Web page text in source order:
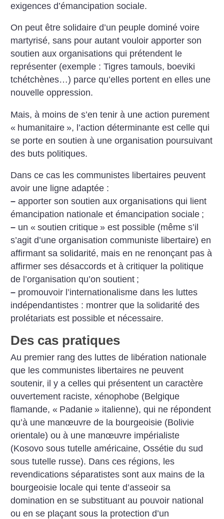
exigences d’émancipation sociale.
On peut être solidaire d’un peuple dominé voire
martyrisé, sans pour autant vouloir apporter son
soutien aux organisations qui prétendent le
représenter (exemple : Tigres tamouls, boeviki
tchétchènes…) parce qu’elles portent en elles une
nouvelle oppression.
Mais, à moins de s’en tenir à une action purement
« humanitaire », l’action déterminante est celle qui
se porte en soutien à une organisation poursuivant
des buts politiques.
Dans ce cas les communistes libertaires peuvent
avoir une ligne adaptée :
– apporter son soutien aux organisations qui lient
émancipation nationale et émancipation sociale ;
– un « soutien critique » est possible (même s’il
s’agit d’une organisation communiste libertaire) en
affirmant sa solidarité, mais en ne renonçant pas à
affirmer ses désaccords et à critiquer la politique
de l’organisation qu’on soutient ;
– promouvoir l’internationalisme dans les luttes
indépendantistes : montrer que la solidarité des
prolétariats est possible et nécessaire.
Des cas pratiques
Au premier rang des luttes de libération nationale
que les communistes libertaires ne peuvent
soutenir, il y a celles qui présentent un caractère
ouvertement raciste, xénophobe (Belgique
flamande, « Padanie » italienne), qui ne répondent
qu’à une manœuvre de la bourgeoisie (Bolivie
orientale) ou à une manœuvre impérialiste
(Kosovo sous tutelle américaine, Ossétie du sud
sous tutelle russe). Dans ces régions, les
revendications séparatistes sont aux mains de la
bourgeoisie locale qui tente d’asseoir sa
domination en se substituant au pouvoir national
ou en se plaçant sous la protection d’un